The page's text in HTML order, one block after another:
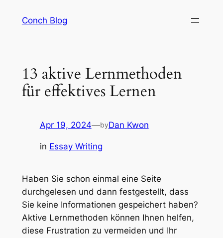
Conch Blog
13 aktive Lernmethoden
für effektives Lernen
Apr 19, 2024—byDan Kwon
in Essay Writing
Haben Sie schon einmal eine Seite
durchgelesen und dann festgestellt, dass
Sie keine Informationen gespeichert haben?
Aktive Lernmethoden können Ihnen helfen,
diese Frustration zu vermeiden und Ihr